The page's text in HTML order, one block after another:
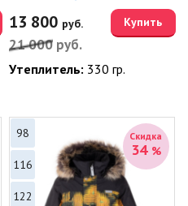
13 800 руб.
21 000 руб.
Купить
Утеплитель: 330 гр.
Скидка
34 %
98
116
122